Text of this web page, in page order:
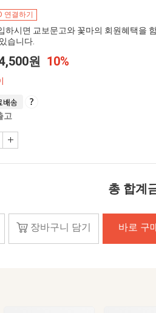
연결하기
하시면 교보문고와 꽃마의 회원혜택을
습니다.
원 10%
배송
고
총 합계
장바구니 담기 바로 구